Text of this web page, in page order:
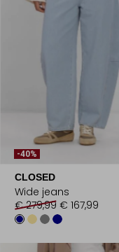
-40%
CLOSED
Wide jeans
€ 279,99 € 167,99